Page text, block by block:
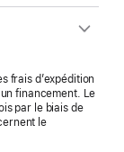
frais d’expédition
financement. Le
par le biais de
le